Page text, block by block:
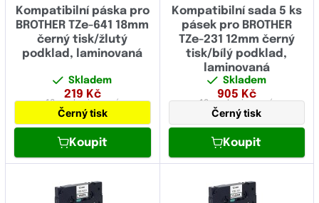
Kompatibilní páska pro
BROTHER TZe-641 18mm
černý tisk/žlutý
podklad, laminovaná
Skladem
219 Kč
18 mmlaminovaná
Černý tisk
Koupit
Kompatibilní sada 5 ks
pásek pro BROTHER
TZe-231 12mm černý
tisk/bílý podklad,
laminovaná
Skladem
905 Kč
12 mmlaminovaná
Černý tisk
Koupit